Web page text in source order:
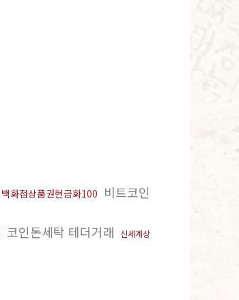
백화점상품권현금화100 비트코인
코인돈세탁 테더거래
신세계상